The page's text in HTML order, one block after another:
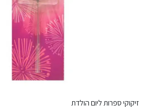
זיקוקי ספרות ליום הולדת